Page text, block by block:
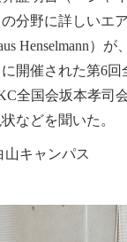
分野に詳しいエ
Henselmann）
開催された第6
全国会坂本孝司
などを聞いた。
キャンパス